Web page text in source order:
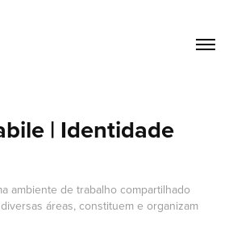
| Identidade
ambiente de trabalho compartilhado
áreas, constituem e organizam